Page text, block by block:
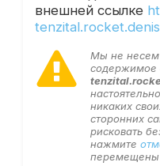
внешней ссылке
Мы не несем
содержимое
никаких
сторонних
рисковать
нажмите
перемещены